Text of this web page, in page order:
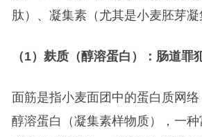
肽）、凝集素（尤其是小麦胚芽凝
（1）麸质（醇溶蛋白）：肠道罪
面筋是指小麦面团中的蛋白质网
醇溶蛋白（凝集素样物质），一